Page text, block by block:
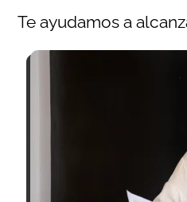
Te ayudamos a